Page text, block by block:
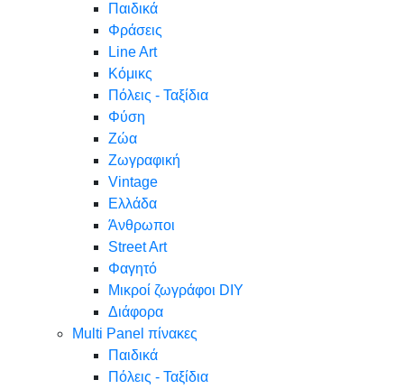
Παιδικά
Φράσεις
Line Art
Κόμικς
Πόλεις - Ταξίδια
Φύση
Ζώα
Ζωγραφική
Vintage
Ελλάδα
Άνθρωποι
Street Art
Φαγητό
Μικροί ζωγράφοι DIY
Διάφορα
Multi Panel πίνακες
Παιδικά
Πόλεις - Ταξίδια